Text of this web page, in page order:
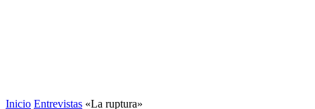
Inicio Entrevistas «La ruptura»